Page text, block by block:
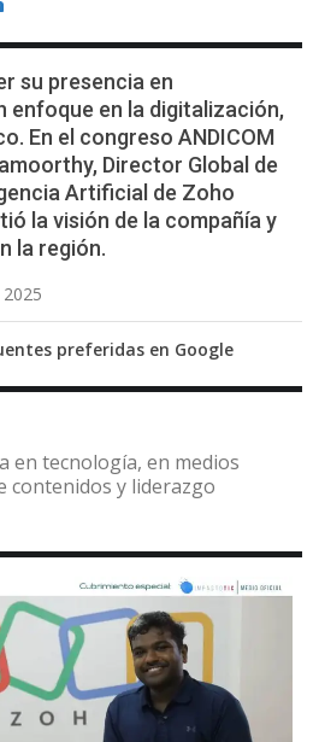
su presencia en
enfoque en la digitalización,
En el congreso ANDICOM
Director Global de
Artificial de Zoho
la visión de la compañía y
la región.
preferidas en Google
en tecnología, en medios
contenidos y liderazgo